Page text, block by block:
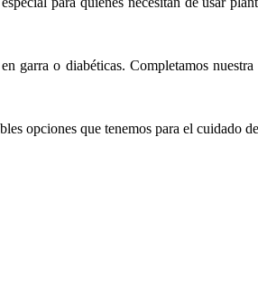
garra o diabéticas. Completamos nuestra
opciones que tenemos para el cuidado